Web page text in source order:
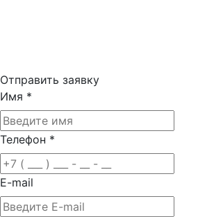
Отправить заявку
Имя *
Телефон *
E-mail